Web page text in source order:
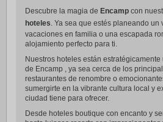
Descubre la magia de Encamp con
hoteles. Ya sea que estés planeando
vacaciones en familia o una escapada
alojamiento perfecto para ti.
Nuestros hoteles están
de Encamp , ya sea cerca de los
restaurantes de renombre o
sumergirte en la vibrante cultura local y
ciudad tiene para ofrecer.
Desde hoteles boutique con encanto y